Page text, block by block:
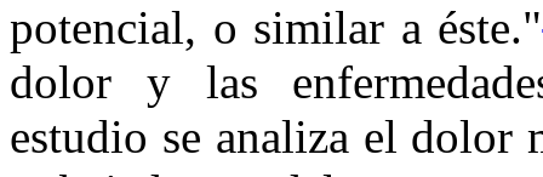
potencial, o similar a éste."
dolor y las
estudio se analiza el dolor